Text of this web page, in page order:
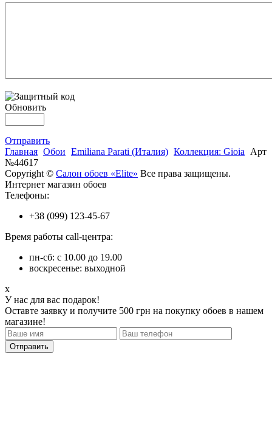
Обновить
Отправить
Главная Обои Emiliana Parati (Италия) Коллекция: Gioia
Арт
№44617
Copyright © Салон обоев «Elite» Все права защищены.
Интернет магазин обоев
Телефоны:
+38 (099) 123-45-67
Время работы call-центра:
пн-сб: с 10.00 до 19.00
воскресенье: выходной
x
У нас для вас подарок!
Оставте заявку и получите 500 грн на покупку обоев в нашем
магазине!